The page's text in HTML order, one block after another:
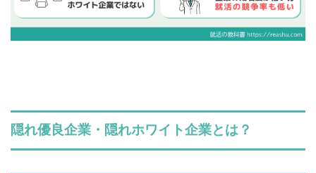
隠れ優良企業・隠れホワイト企業とは？